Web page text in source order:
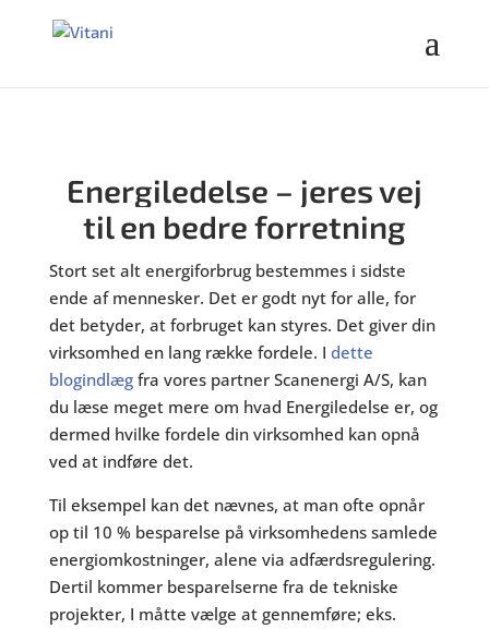
Energiledelse – jeres vej
til en bedre forretning
Stort set alt energiforbrug bestemmes i sidste
ende af mennesker. Det er godt nyt for alle, for
det betyder, at forbruget kan styres. Det giver din
virksomhed en lang række fordele. I dette
blogindlægfra vores partner Scanenergi A/S, kan
du læse meget mere om hvad Energiledelse er, og
dermed hvilke fordele din virksomhed kan opnå
ved at indføre det.
Til eksempel kan det nævnes, at man ofte opnår
op til 10 % besparelse på virksomhedens samlede
energiomkostninger, alene via adfærdsregulering.
Dertil kommer besparelserne fra de tekniske
projekter, I måtte vælge at gennemføre; eks.